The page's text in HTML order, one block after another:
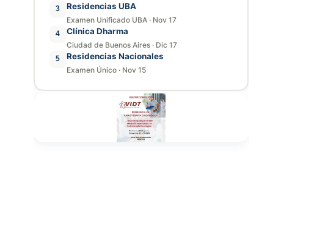
3 Residencias UBA
Examen Unificado UBA · Nov 17
4 Clínica Dharma
Ciudad de Buenos Aires · Dic 17
5 Residencias Nacionales
Examen Único · Nov 15